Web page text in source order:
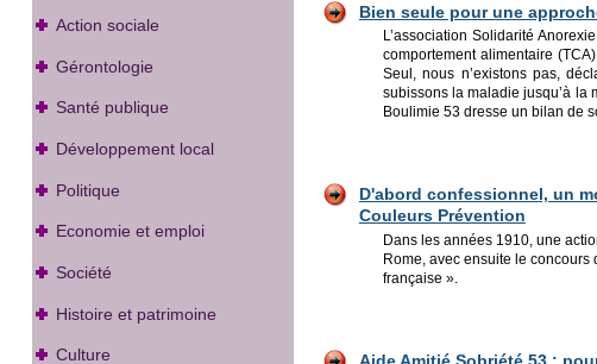
Action sociale
Gérontologie
Santé publique
Développement local
Politique
Economie et emploi
Société
Histoire et patrimoine
Culture
Bien seule pour une
L’association Solidarité
comportement alimentaire
Seul, nous n’existons pas,
subissons la maladie jusqu’à la
Boulimie 53 dresse un bilan de
D'abord confessionnel, un
Couleurs Prévention
Dans les années 1910, une
Rome, avec ensuite le concours
française ».
Aide Amitié Sobriété 53 :